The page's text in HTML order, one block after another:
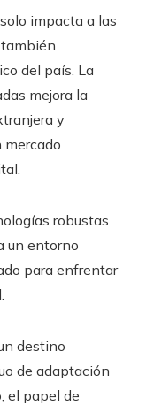
impacta a las
del país. La
mejora la
y
mercado
robustas
un entorno
para enfrentar
destino
de adaptación
el papel de